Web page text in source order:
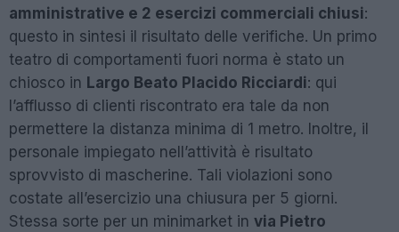
amministrative e 2 esercizi commerciali chiusi:
questo in sintesi il risultato delle verifiche. Un primo
teatro di comportamenti fuori norma è stato un
chiosco in Largo Beato Placido Ricciardi: qui
l’afflusso di clienti riscontrato era tale da non
permettere la distanza minima di 1 metro. Inoltre, il
personale impiegato nell’attività è risultato
sprovvisto di mascherine. Tali violazioni sono
costate all’esercizio una chiusura per 5 giorni.
Stessa sorte per un minimarket in via Pietro